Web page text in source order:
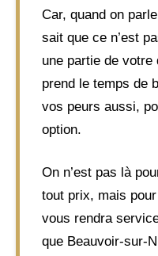
Car, quand on
sait que ce n’est
une partie de
prend le temps de
vos peurs aussi,
option.
On n’est pas là
tout prix, mais
vous rendra
que Beauvoir-sur-